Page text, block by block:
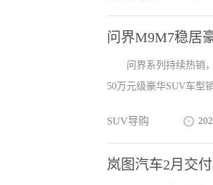
问界M9M7稳居
问界系列持续热销
50万元级豪华SUV车型
SUV导购
岚图汽车2月交